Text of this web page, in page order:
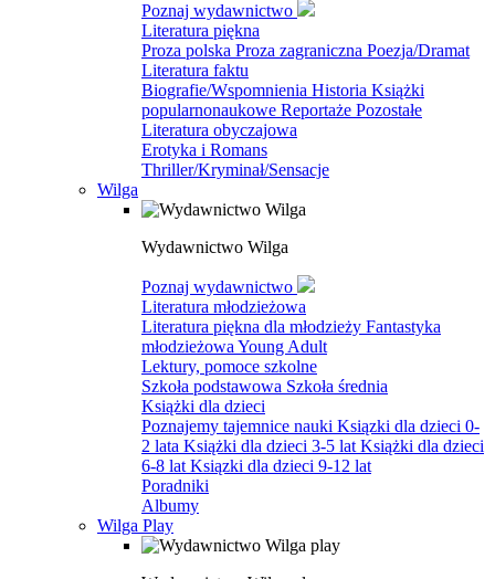
Poznaj wydawnictwo
Literatura piękna
Proza polska Proza zagraniczna Poezja/Dramat
Literatura faktu
Biografie/Wspomnienia Historia Książki
popularnonaukowe Reportaże Pozostałe
Literatura obyczajowa
Erotyka i Romans
Thriller/Kryminał/Sensacje
Wilga
Wydawnictwo Wilga
Poznaj wydawnictwo
Literatura młodzieżowa
Literatura piękna dla młodzieży Fantastyka
młodzieżowa Young Adult
Lektury, pomoce szkolne
Szkoła podstawowa Szkoła średnia
Książki dla dzieci
Poznajemy tajemnice nauki Ksiązki dla dzieci 0-
2 lata Książki dla dzieci 3-5 lat Książki dla dzieci
6-8 lat Ksiązki dla dzieci 9-12 lat
Poradniki
Albumy
Wilga Play